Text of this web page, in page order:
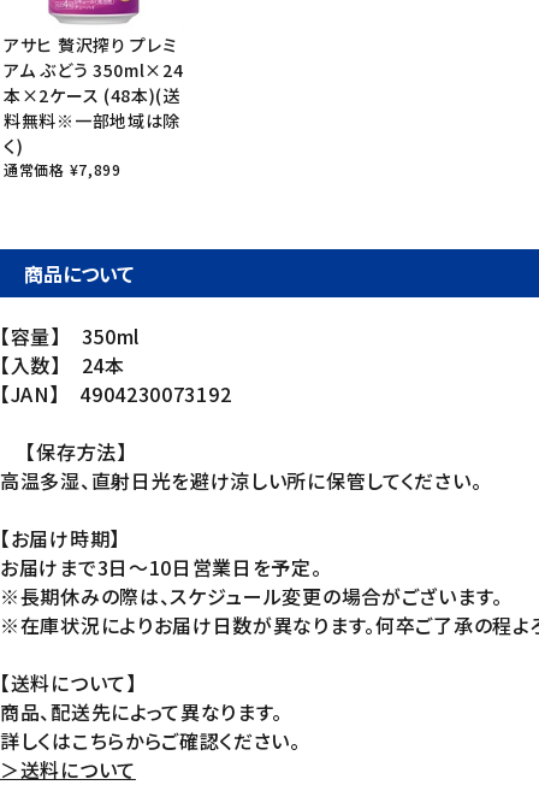
アサヒ 贅沢搾り プレミ
アム ぶどう 350ml×24
本×2ケース (48本)(送
料無料※一部地域は除
く)
通常価格 ¥7,899
商品について
【容量】 350ml
【入数】 24本
【JAN】 4904230073192
【保存方法】
高温多湿、直射日光を避け涼しい所に保管してください。
【お届け時期】
お届けまで3日～10日営業日を予定。
※長期休みの際は、スケジュール変更の場合がございます。
※在庫状況によりお届け日数が異なります。何卒ご了承の程よ
【送料について】
商品、配送先によって異なります。
詳しくはこちらからご確認ください。
＞送料について